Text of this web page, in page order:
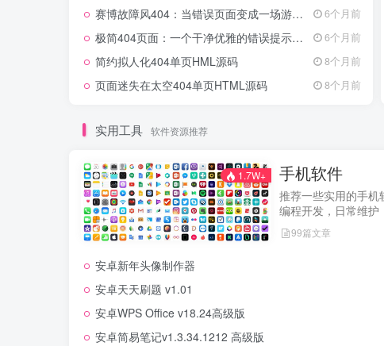
赛博故障风404：当错误页面变成一场游戏体验 6个月前
极简404页面：一个干净优雅的错误提示源码 6个月前
简约拟人化404单页HML源码 8个月前
页面迷失在太空404单页HTML源码 8个月前
实用工具 软件资源推荐
1.7W+ 手机软件
推荐一些实用的手机
编程开发，日常维护
99篇文章
安卓新年头像制作器
安卓天天刷题 v1.01
安卓WPS Office v18.24高级版
安卓简易笔记v1.3.34.1212 高级版